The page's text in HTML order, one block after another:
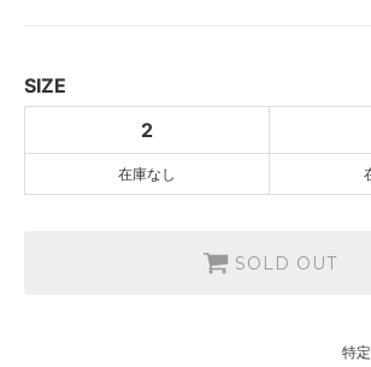
SIZE
2
在庫なし
SOLD OUT
特